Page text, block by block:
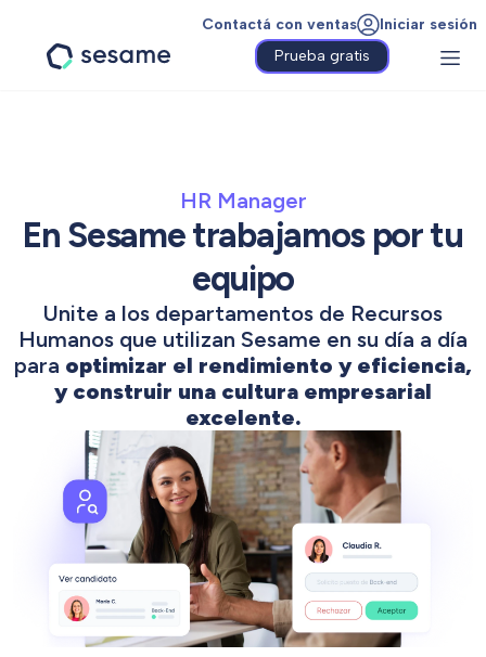
Contactá con ventas Iniciar sesión
Prueba gratis
HR Manager
En Sesame trabajamos por tu
equipo
Unite a los departamentos de Recursos
Humanos que utilizan Sesame en su día a día
para optimizar el rendimiento y eficiencia,
y construir una cultura empresarial
excelente.